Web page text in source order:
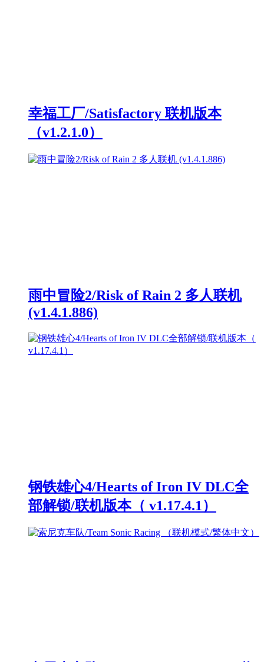
幸福工厂/Satisfactory 联机版本
（v1.2.1.0）
雨中冒险2/Risk of Rain 2 多人联机
(v1.4.1.886)
钢铁雄心4/Hearts of Iron IV DLC全
部解锁/联机版本（ v1.17.4.1）